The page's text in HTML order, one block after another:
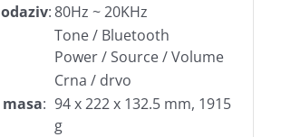
:80Hz ~ 20KHz
Tone / Bluetooth
Power / Source / Volume
Crna / drvo
: 94 x 222 x 132.5 mm, 1915
g